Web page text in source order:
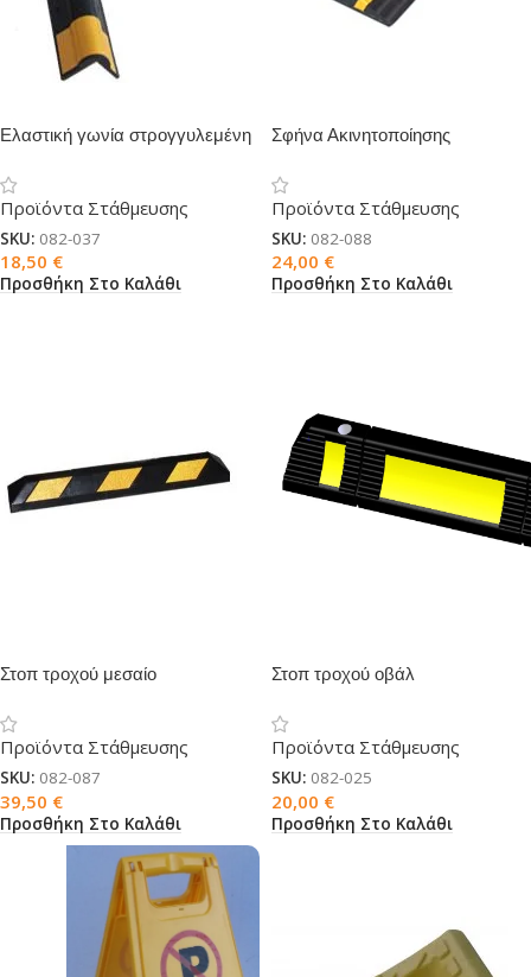
Ελαστική γωνία στρογγυλεμένη
Προϊόντα Στάθμευσης
SKU: 082-037
18,50 €
Προσθήκη Στο Καλάθι
Σφήνα Ακινητοποίησης
Προϊόντα Στάθμευσης
SKU: 082-088
24,00 €
Προσθήκη Στο Καλάθι
Στοπ τροχού μεσαίο
Προϊόντα Στάθμευσης
SKU: 082-087
39,50 €
Προσθήκη Στο Καλάθι
Στοπ τροχού οβάλ
Προϊόντα Στάθμευσης
SKU: 082-025
20,00 €
Προσθήκη Στο Καλάθι